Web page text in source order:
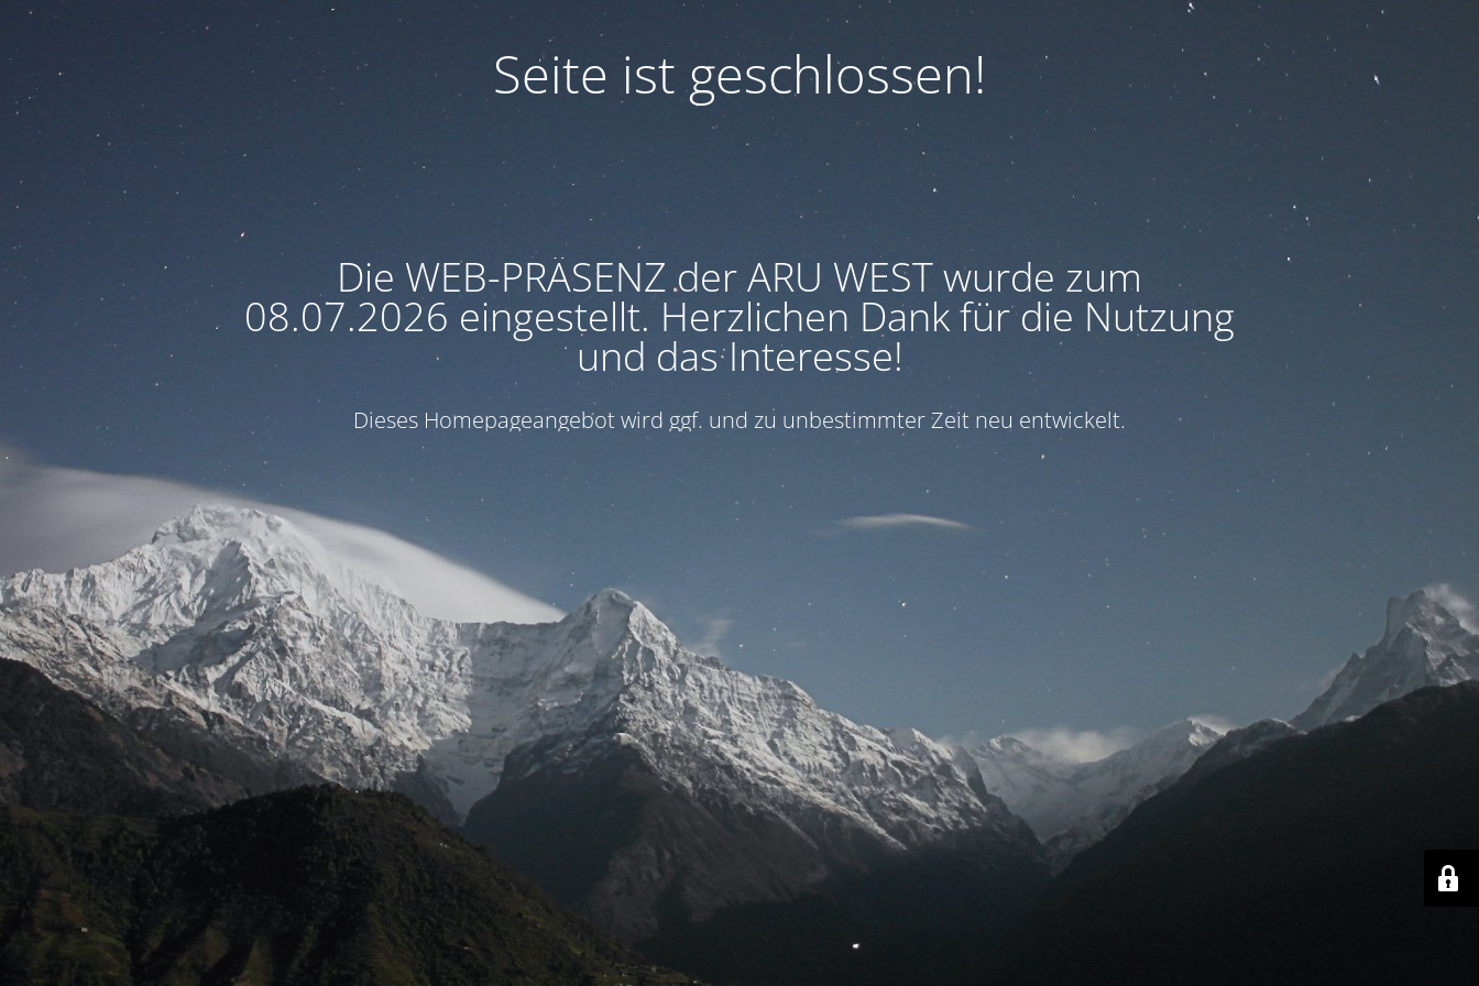
Seite ist geschlossen!
Die WEB-PRÄSENZ der ARU WEST wurde zum
08.07.2026 eingestellt. Herzlichen Dank für die Nutzung
und das Interesse!
Dieses Homepageangebot wird ggf. und zu unbestimmter Zeit neu entwickelt.